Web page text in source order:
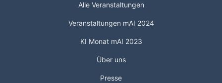
Alle Veranstaltungen
Veranstaltungen mAI 2024
KI Monat mAI 2023
Über uns
Presse